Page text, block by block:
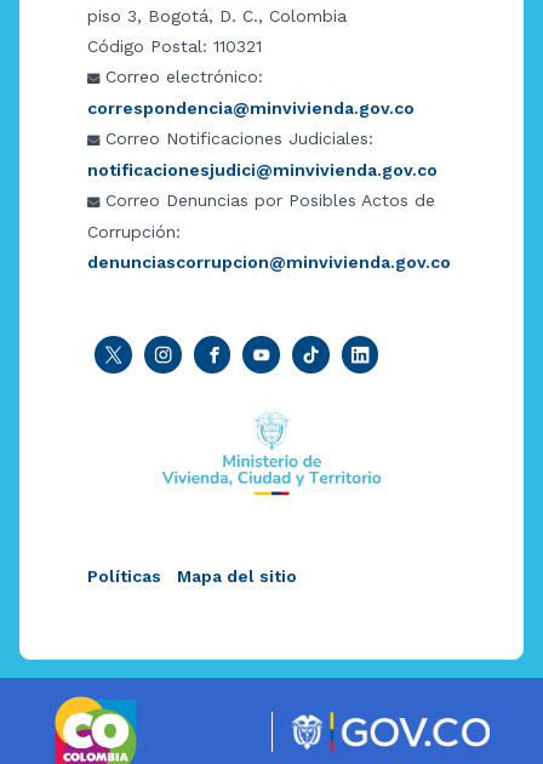
piso 3, Bogotá, D. C., Colombia
Código Postal: 110321
Correo electrónico:
correspondencia@minvivienda.gov.co
Correo Notificaciones Judiciales:
notificacionesjudici@minvivienda.gov.co
Correo Denuncias por Posibles Actos de
Corrupción:
denunciascorrupcion@minvivienda.gov.co
Políticas Mapa del sitio